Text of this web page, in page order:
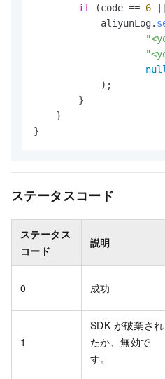
if (code == 6 ||
            aliyunLog.
null
            );
        }
    }
}
ステータスコード
ステータス
コード
説明
0 成功
1
SDK が破棄され
たか、無効で
す。